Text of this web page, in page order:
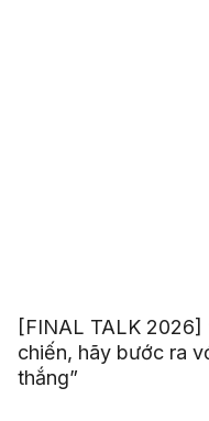
[FINAL TALK
chiến, hãy bước ra
thắng”